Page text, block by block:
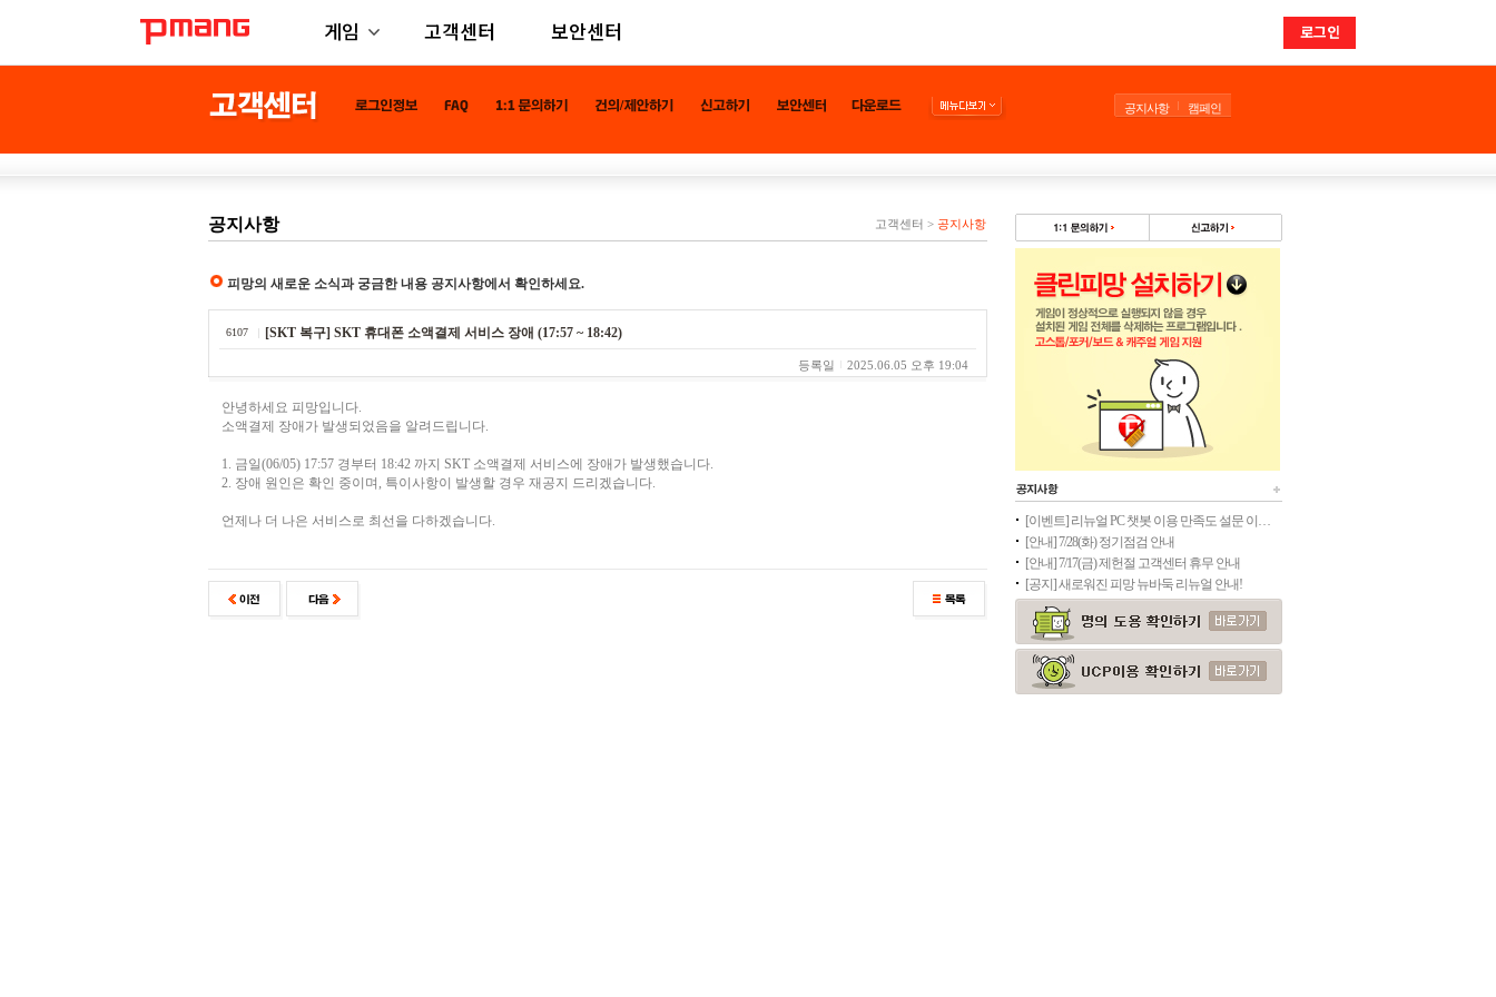
게임 고객센터 보안센터 로그인
공지사항 캠페인
공지사항 고객센터 > 공지사항
피망의 새로운 소식과 궁금한 내용 공지사항에서 확인하세요.
6107 [SKT 복구] SKT 휴대폰 소액결제 서비스 장애 (17:57 ~ 18:42)
등록일 2025.06.05 오후 19:04
안녕하세요 피망입니다.
소액결제 장애가 발생되었음을 알려드립니다.
1. 금일(06/05) 17:57 경부터 18:42 까지 SKT 소액결제 서비스에 장애가 발생했습니다.
2. 장애 원인은 확인 중이며, 특이사항이 발생할 경우 재공지 드리겠습니다.
언제나 더 나은 서비스로 최선을 다하겠습니다.
[이벤트] 리뉴얼 PC 챗봇 이용 만족도 설문 이벤트
[안내] 7/28(화) 정기점검 안내
[안내] 7/17(금) 제헌절 고객센터 휴무 안내
[공지] 새로워진 피망 뉴바둑 리뉴얼 안내!